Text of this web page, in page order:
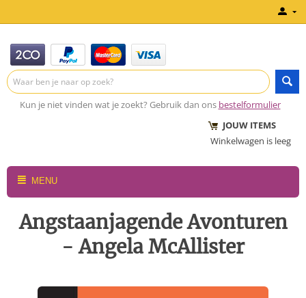
Kun je niet vinden wat je zoekt? Gebruik dan ons bestelformulier
JOUW ITEMS
Winkelwagen is leeg
MENU
Angstaanjagende Avonturen
- Angela McAllister